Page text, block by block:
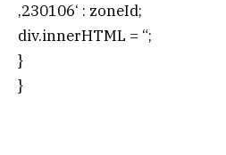
‚230106‘ : zoneId;
div.innerHTML = “;
}
}